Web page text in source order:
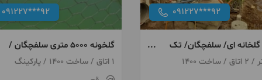
091227***92
ای/ سلفچگان/ تک
091227***92
گلخونه ۵۰۰۰ متری سلفچگان /
1 اتاق / ساخت 1400 / پارکینگ